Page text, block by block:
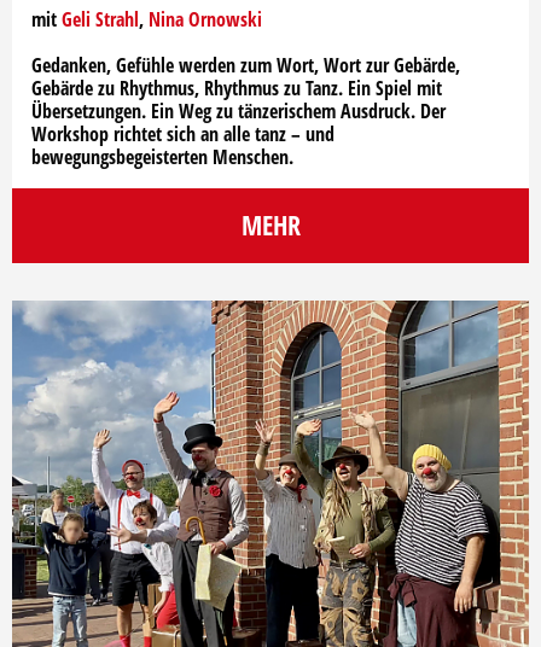
mitGeli Strahl, Nina Ornowski
Gedanken, Gefühle werden zum Wort, Wort zur Gebärde,
Gebärde zu Rhythmus, Rhythmus zu Tanz. Ein Spiel mit
Übersetzungen. Ein Weg zu tänzerischem Ausdruck. Der
Workshop richtet sich an alle tanz – und
bewegungsbegeisterten Menschen.
MEHR